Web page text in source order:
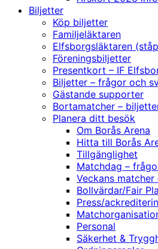
Biljetter
Köp biljetter
Familjeläktaren
Elfsborgsläktaren
Föreningsbiljetter
Presentkort – IF
Biljetter – frågor och
Gästande supporter
Bortamatcher –
Planera ditt besök
Om Borås Arena
Hitta till Borås
Tillgänglighet
Matchdag –
Veckans
Bollvärdar/Fair
Press/
Personal
Säkerhet &